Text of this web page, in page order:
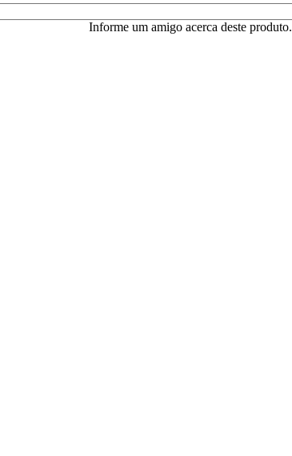
Informe um amigo acerca deste produto.